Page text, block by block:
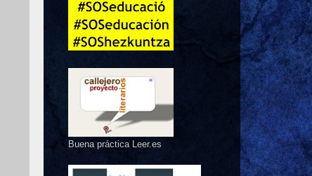
Buena práctica Leer.es